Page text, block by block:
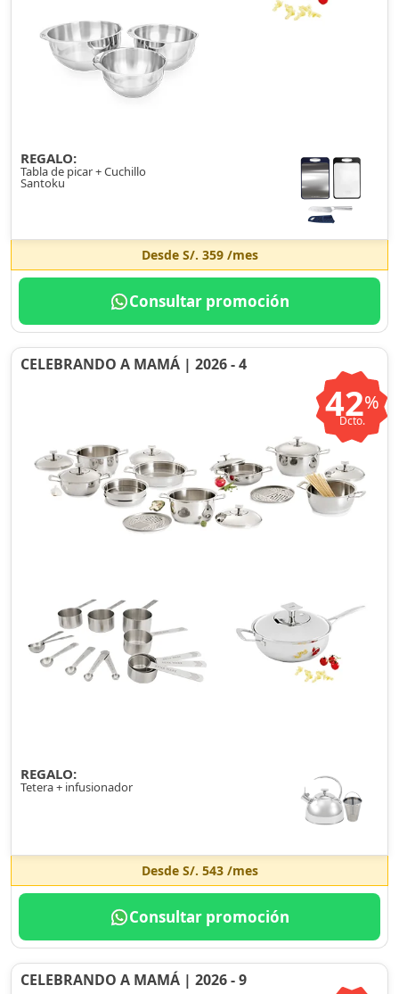
REGALO:
Tabla de picar + Cuchillo
Santoku
Desde S/. 359/mes
Consultar promoción
CELEBRANDO A MAMÁ | 2026 - 4
42%
Dcto.
REGALO:
Tetera + infusionador
Desde S/. 543/mes
Consultar promoción
CELEBRANDO A MAMÁ | 2026 - 9